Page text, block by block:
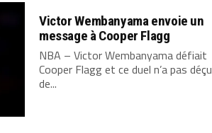
Victor Wembanyama envoie un
message à Cooper Flagg
NBA – Victor Wembanyama défiait
Cooper Flagg et ce duel n’a pas déçu
de...